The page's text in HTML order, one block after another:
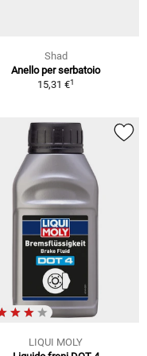
Shad
Anello per serbatoio
15,31 €1
LIQUI MOLY